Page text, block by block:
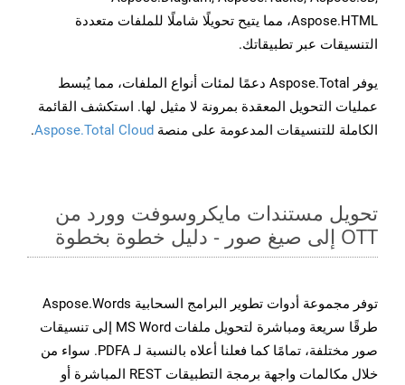
Aspose.HTML، مما يتيح تحويلًا شاملًا للملفات متعددة
التنسيقات عبر تطبيقاتك.
يوفر Aspose.Total دعمًا لمئات أنواع الملفات، مما يُبسط
عمليات التحويل المعقدة بمرونة لا مثيل لها. استكشف القائمة
الكاملة للتنسيقات المدعومة على منصة Aspose.Total Cloud
.
تحويل مستندات مايكروسوفت وورد من
OTT إلى صيغ صور - دليل خطوة بخطوة
توفر مجموعة أدوات تطوير البرامج السحابية Aspose.Words
طرقًا سريعة ومباشرة لتحويل ملفات MS Word إلى تنسيقات
صور مختلفة، تمامًا كما فعلنا أعلاه بالنسبة لـ PDFA. سواء من
خلال مكالمات واجهة برمجة التطبيقات REST المباشرة أو